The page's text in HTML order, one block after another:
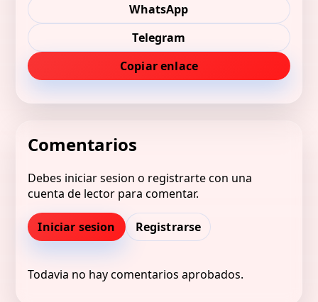
WhatsApp
Telegram
Copiar enlace
Comentarios
Debes iniciar sesion o registrarte con una
cuenta de lector para comentar.
Iniciar sesion Registrarse
Todavia no hay comentarios aprobados.